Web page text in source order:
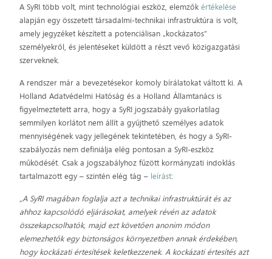
A SyRI több volt, mint technológiai eszköz, elemzőkértékelése
alapján egy összetett társadalmi-technikai infrastruktúra is volt,
amely jegyzéket készített a potenciálisan „kockázatos”
személyekről, és jelentéseket küldött a részt vevő közigazgatási
szerveknek.
A rendszer már a bevezetésekor komoly bírálatokat váltott ki. A
Holland Adatvédelmi Hatóság és a Holland Államtanács is
figyelmeztetett arra, hogy a SyRI jogszabály gyakorlatilag
semmilyen korlátot nem állít a gyűjthető személyes adatok
mennyiségének vagy jellegének tekintetében, és hogy a SyRI-
szabályozás nem definiálja elég pontosan a SyRI-eszköz
működését. Csak a jogszabályhoz fűzött kormányzati indoklás
tartalmazott egy – szintén elég tág – leírást:
„A SyRI magában foglalja azt a technikai infrastruktúrát és az
ahhoz kapcsolódó eljárásokat, amelyek révén az adatok
összekapcsolhatók, majd ezt követően anonim módon
elemezhetők egy biztonságos környezetben annak érdekében,
hogy kockázati értesítések keletkezzenek. A kockázati értesítés azt